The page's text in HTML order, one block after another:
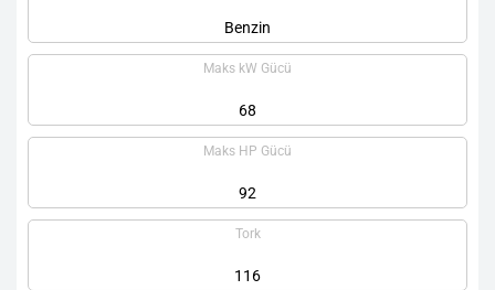
Benzin
Maks kW Gücü
68
Maks HP Gücü
92
Tork
116